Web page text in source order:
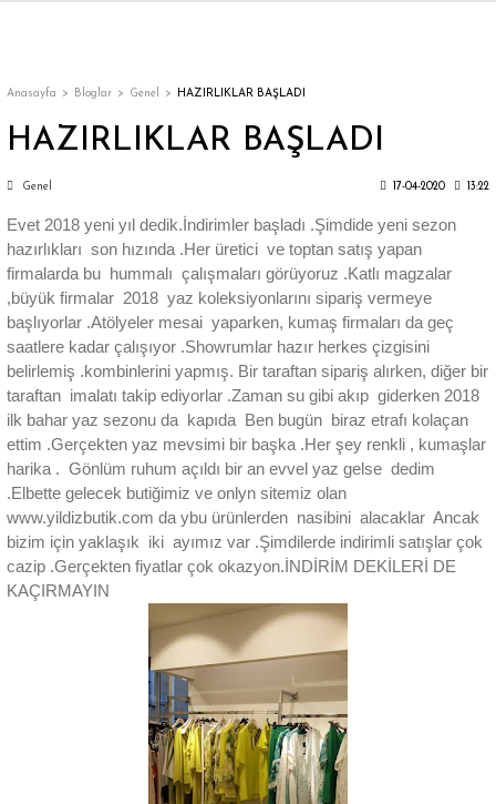
Trençkot
Trençkot
Trençkot
Trençkot
Anasayfa Bloglar Genel HAZIRLIKLAR BAŞLADI
HAZIRLIKLAR BAŞLADI
Genel 17-04-2020 13:22
Evet 2018 yeni yıl dedik.İndirimler başladı .Şimdide yeni sezon
hazırlıkları son hızında .Her üretici ve toptan satış yapan
firmalarda bu hummalı çalışmaları görüyoruz .Katlı magzalar
,büyük firmalar 2018 yaz koleksiyonlarını sipariş vermeye
başlıyorlar .Atölyeler mesai yaparken, kumaş firmaları da geç
saatlere kadar çalışıyor .Showrumlar hazır herkes çizgisini
belirlemiş .kombinlerini yapmış. Bir taraftan sipariş alırken, diğer bir
taraftan imalatı takip ediyorlar .Zaman su gibi akıp giderken 2018
ilk bahar yaz sezonu da kapıda Ben bugün biraz etrafı kolaçan
ettim .Gerçekten yaz mevsimi bir başka .Her şey renkli , kumaşlar
harika . Gönlüm ruhum açıldı bir an evvel yaz gelse dedim
.Elbette gelecek butiğimiz ve onlyn sitemiz olan
www.yildizbutik.com da ybu ürünlerden nasibini alacaklar Ancak
bizim için yaklaşık iki ayımız var .Şimdilerde indirimli satışlar çok
cazip .Gerçekten fiyatlar çok okazyon.İNDİRİM DEKİLERİ DE
KAÇIRMAYIN